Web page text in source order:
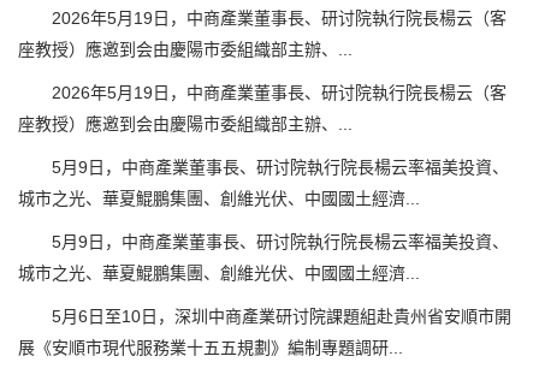
2026年5月19日，中商產業董事長、研讨院執行院長楊云（客
座教授）應邀到会由慶陽市委組織部主辦、...
2026年5月19日，中商產業董事長、研讨院執行院長楊云（客
座教授）應邀到会由慶陽市委組織部主辦、...
5月9日，中商產業董事長、研讨院執行院長楊云率福美投資、
城市之光、華夏鯤鵬集團、創維光伏、中國國土經濟...
5月9日，中商產業董事長、研讨院執行院長楊云率福美投資、
城市之光、華夏鯤鵬集團、創維光伏、中國國土經濟...
5月6日至10日，深圳中商產業研讨院課題組赴貴州省安順市開
展《安順市現代服務業十五五規劃》編制專題調研...